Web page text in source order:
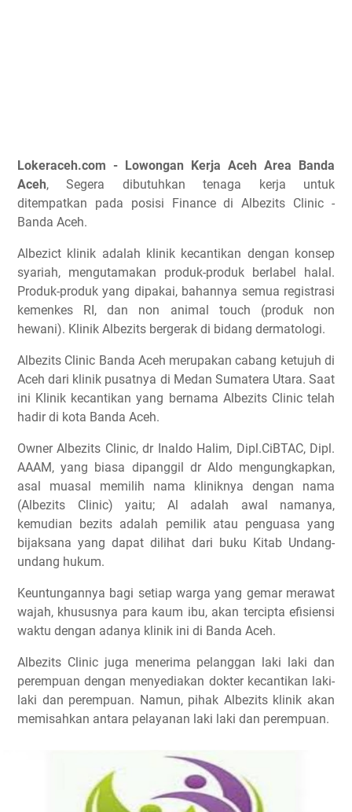
Lokeraceh.com - Lowongan Kerja Aceh Area Banda
Aceh, Segera dibutuhkan tenaga kerja untuk
ditempatkan pada posisi Finance di Albezits Clinic -
Banda Aceh.
Albezict klinik adalah klinik kecantikan dengan konsep
syariah, mengutamakan produk-produk berlabel halal.
Produk-produk yang dipakai, bahannya semua registrasi
kemenkes RI, dan non animal touch (produk non
hewani). Klinik Albezits bergerak di bidang dermatologi.
Albezits Clinic Banda Aceh merupakan cabang ketujuh di
Aceh dari klinik pusatnya di Medan Sumatera Utara. Saat
ini Klinik kecantikan yang bernama Albezits Clinic telah
hadir di kota Banda Aceh.
Owner Albezits Clinic, dr Inaldo Halim, Dipl.CiBTAC, Dipl.
AAAM, yang biasa dipanggil dr Aldo mengungkapkan,
asal muasal memilih nama kliniknya dengan nama
(Albezits Clinic) yaitu; Al adalah awal namanya,
kemudian bezits adalah pemilik atau penguasa yang
bijaksana yang dapat dilihat dari buku Kitab Undang-
undang hukum.
Keuntungannya bagi setiap warga yang gemar merawat
wajah, khususnya para kaum ibu, akan tercipta efisiensi
waktu dengan adanya klinik ini di Banda Aceh.
Albezits Clinic juga menerima pelanggan laki laki dan
perempuan dengan menyediakan dokter kecantikan laki-
laki dan perempuan. Namun, pihak Albezits klinik akan
memisahkan antara pelayanan laki laki dan perempuan.